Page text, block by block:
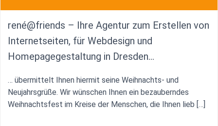
rené@friends – Ihre Agentur zum Erstellen von
Internetseiten, für Webdesign und
Homepagegestaltung in Dresden…
… übermittelt Ihnen hiermit seine Weihnachts- und
Neujahrsgrüße. Wir wünschen Ihnen ein bezauberndes
Weihnachtsfest im Kreise der Menschen, die Ihnen lieb […]